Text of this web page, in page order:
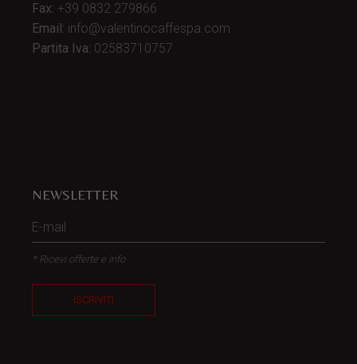
Fax: +39 0832 279866
Email: info@valentinocaffespa.com
Partita Iva: 02583710757
NEWSLETTER
* Ricevi offerte e info
ISCRIVITI